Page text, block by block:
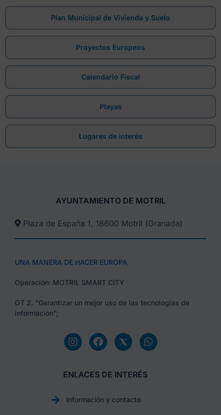
Plan Municipal de Vivienda y Suelo
Proyectos Europeos
Calendario Fiscal
Playas
Lugares de interés
AYUNTAMIENTO DE MOTRIL
Plaza de España 1, 18600 Motril (Granada)​
UNA MANERA DE HACER EUROPA
Operación: MOTRIL SMART CITY
OT 2. “Garantizar un mejor uso de las tecnologías de
información”;
ENLACES DE INTERÉS
Información y contacto